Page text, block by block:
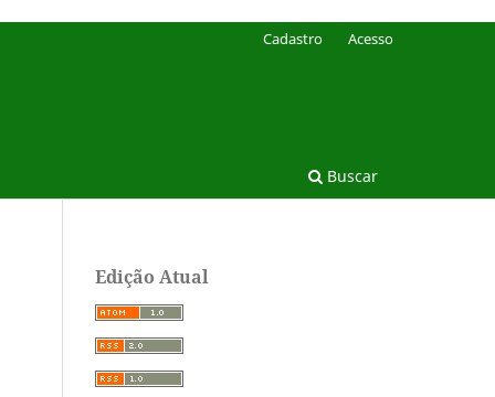
Buscar
Cadastro Acesso
Edição Atual